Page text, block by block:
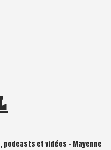
et vidéos – Mayenne